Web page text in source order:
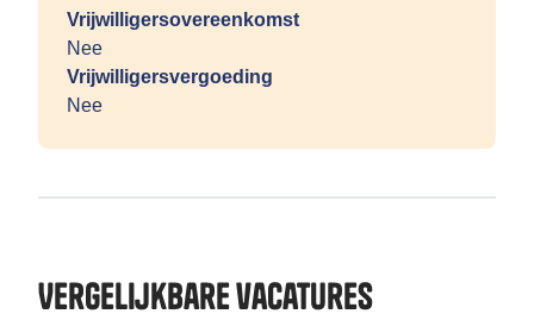
Vrijwilligersovereenkomst
Nee
Vrijwilligersvergoeding
Nee
Vergelijkbare vacatures